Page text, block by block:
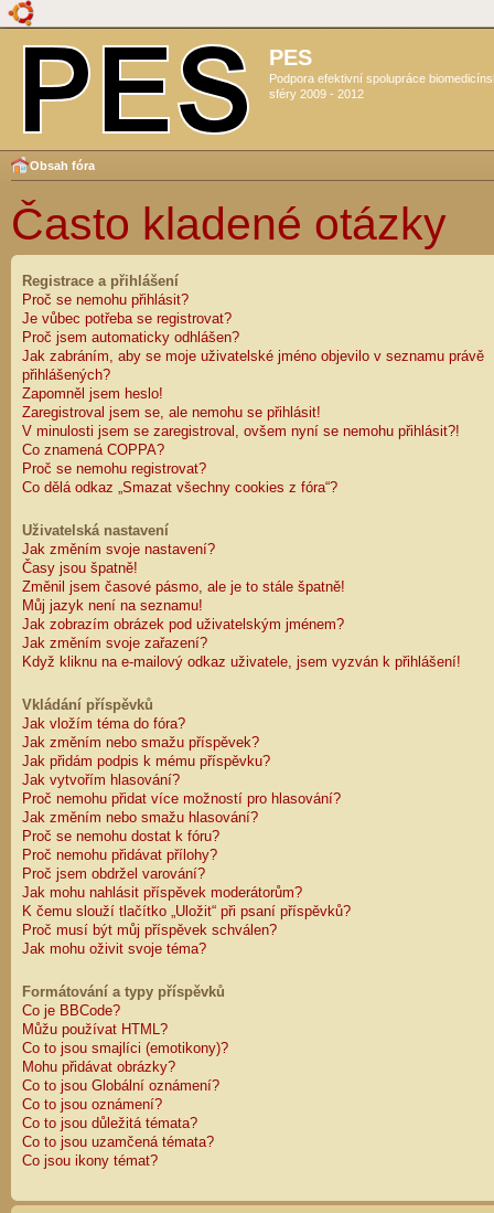
PES
Podpora efektivní spolupráce
sféry 2009 - 2012
Obsah fóra
Často kladené otázky
Registrace a přihlášení
Proč se nemohu přihlásit?
Je vůbec potřeba se registrovat?
Proč jsem automaticky odhlášen?
Jak zabráním, aby se moje uživatelské jméno objevilo v seznamu právě
přihlášených?
Zapomněl jsem heslo!
Zaregistroval jsem se, ale nemohu se přihlásit!
V minulosti jsem se zaregistroval, ovšem nyní se nemohu přihlásit?!
Co znamená COPPA?
Proč se nemohu registrovat?
Co dělá odkaz „Smazat všechny cookies z fóra“?
Uživatelská nastavení
Jak změním svoje nastavení?
Časy jsou špatně!
Změnil jsem časové pásmo, ale je to stále špatně!
Můj jazyk není na seznamu!
Jak zobrazím obrázek pod uživatelským jménem?
Jak změním svoje zařazení?
Když kliknu na e-mailový odkaz uživatele, jsem vyzván k přihlášení!
Vkládání příspěvků
Jak vložím téma do fóra?
Jak změním nebo smažu příspěvek?
Jak přidám podpis k mému příspěvku?
Jak vytvořím hlasování?
Proč nemohu přidat více možností pro hlasování?
Jak změním nebo smažu hlasování?
Proč se nemohu dostat k fóru?
Proč nemohu přidávat přílohy?
Proč jsem obdržel varování?
Jak mohu nahlásit příspěvek moderátorům?
K čemu slouží tlačítko „Uložit“ při psaní příspěvků?
Proč musí být můj příspěvek schválen?
Jak mohu oživit svoje téma?
Formátování a typy příspěvků
Co je BBCode?
Můžu používat HTML?
Co to jsou smajlíci (emotikony)?
Mohu přidávat obrázky?
Co to jsou Globální oznámení?
Co to jsou oznámení?
Co to jsou důležitá témata?
Co to jsou uzamčená témata?
Co jsou ikony témat?